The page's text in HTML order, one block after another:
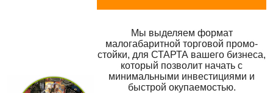
Мы выделяем формат
малогабаритной торговой промо-
стойки, для СТАРТА вашего бизнеса,
который позволит начать с
минимальными инвестициями и
быстрой окупаемостью.